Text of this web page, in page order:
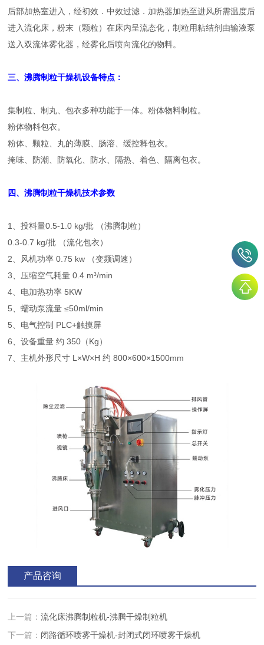
后部加热室进入，经初效．中效过滤．加热器加热至进风所需温度后
进入流化床，粉末（颗粒）在床内呈流态化，制粒用粘结剂由输液泵
送入双流体雾化器，经雾化后喷向流化的物料。
三、沸腾制粒干燥机设备特点：
集制粒、制丸、包衣多种功能于一体。粉体物料制粒。
粉体物料包衣。
粉体、颗粒、丸的薄膜、肠溶、缓控释包衣。
掩味、防潮、防氧化、防水、隔热、着色、隔离包衣。
四、沸腾制粒干燥机技术参数
1、投料量0.5-1.0 kg/批 （沸腾制粒）
0.3-0.7 kg/批 （流化包衣）
2、风机功率 0.75 kw （变频调速）
3、压缩空气耗量 0.4 m³/min
4、电加热功率 5KW
5、蠕动泵流量 ≤50ml/min
5、电气控制 PLC+触摸屏
6、设备重量 约 350（Kg）
7、主机外形尺寸 L×W×H 约 800×600×1500mm
产品咨询
上一篇：流化床沸腾制粒机-沸腾干燥制粒机
下一篇： 闭路循环喷雾干燥机-封闭式闭环喷雾干燥机